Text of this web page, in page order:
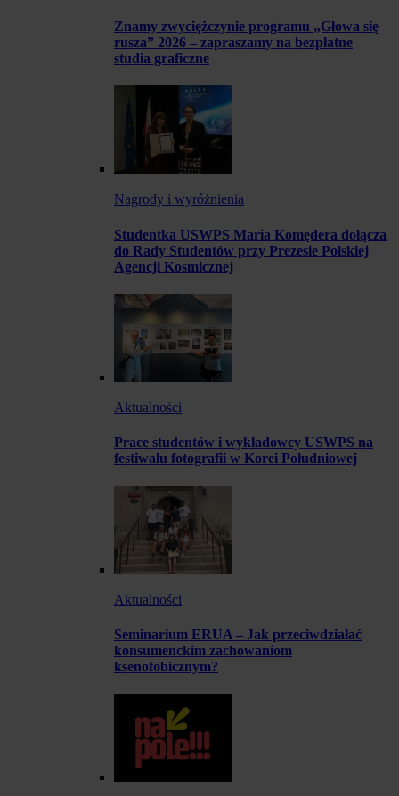
Znamy zwyciężczynie programu „Głowa się
rusza” 2026 – zapraszamy na bezpłatne
studia graficzne
Nagrody i wyróżnienia
Studentka USWPS Maria Komędera dołącza
do Rady Studentów przy Prezesie Polskiej
Agencji Kosmicznej
Aktualności
Prace studentów i wykładowcy USWPS na
festiwalu fotografii w Korei Południowej
Aktualności
Seminarium ERUA – Jak przeciwdziałać
konsumenckim zachowaniom
ksenofobicznym?